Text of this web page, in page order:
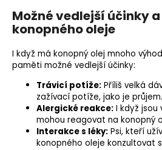
Možné vedlejší účinky
konopného oleje
I když má konopný olej mnoho
paměti možné vedlejší účinky:
Trávicí potíže: Příliš velká
zažívací potíže, jako je průjem.
Alergické reakce: I když jsou
mohou reagovat na konopný
Interakce s léky: Psi, kteří
konopného oleje konzultovat